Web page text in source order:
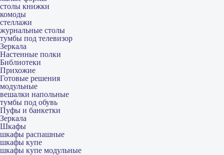
столы книжки
комоды
стеллажи
журнальные столы
тумбы под телевизор
Зеркала
Настенные полки
Библиотеки
Прихожие
Готовые решения
модульные
вешалки напольные
тумбы под обувь
Пуфы и банкетки
Зеркала
Шкафы
шкафы распашные
шкафы купе
шкафы купе модульные